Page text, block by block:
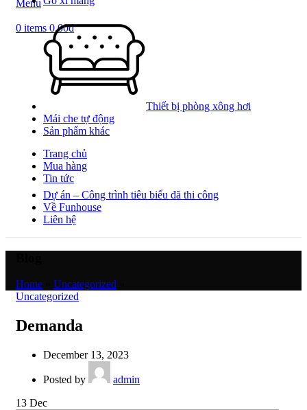
Menu
0 items 0.00₫
Thiết bị phòng xông hơi
Mái che tự động
Sản phẩm khác
Trang chủ
Mua hàng
Tin tức
Dự án – Công trình tiêu biểu đã thi công
Về Funhouse
Liên hệ
Home Uncategorized
Uncategorized
Demanda
December 13, 2023
Posted by
admin
13 Dec